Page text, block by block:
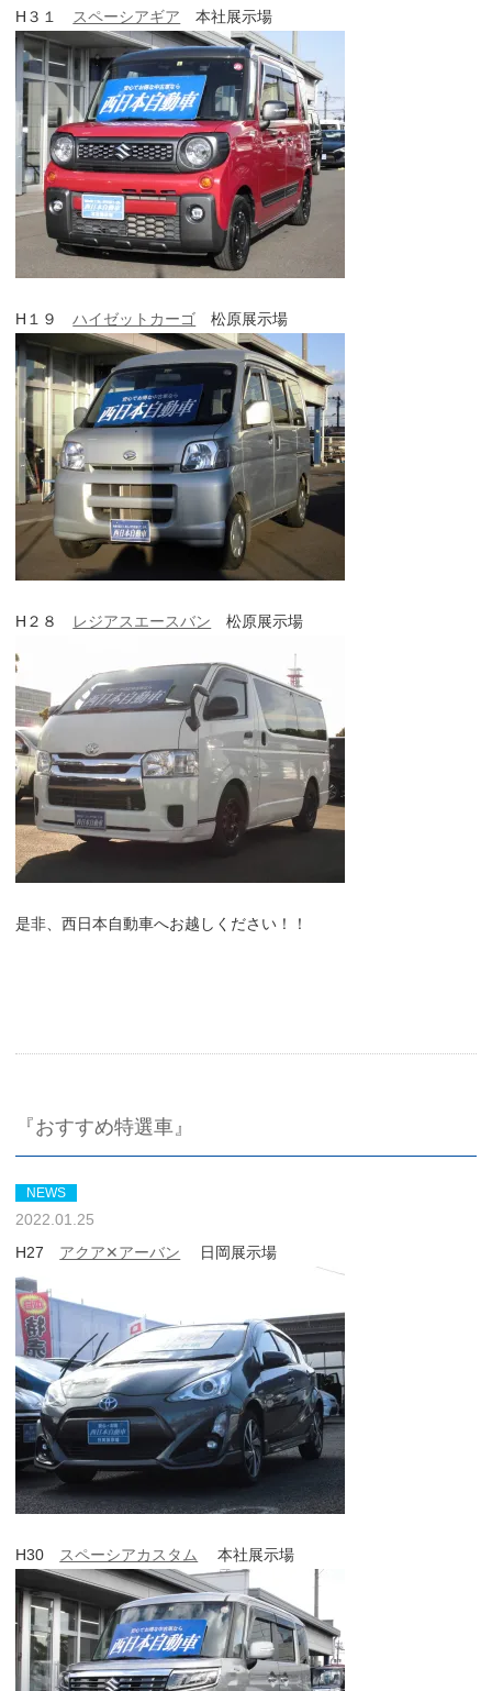
H３１ スペーシアギア 本社展示場
H１９ハイゼットカーゴ 松原展示場
H２８ レジアスエースバン 松原展示場
是非、西日本自動車へお越しください！！
『おすすめ特選車』
NEWS
2022.01.25
H27 アクア✕アーバン 日岡展示場
H30 スペーシアカスタム 本社展示場